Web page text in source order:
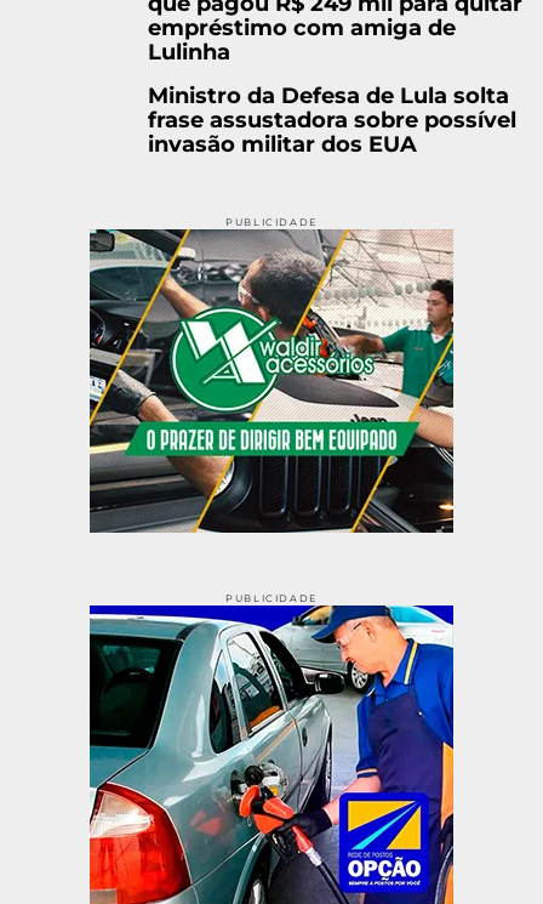
empréstimo com amiga de
Lulinha
Ministro da Defesa de Lula solta
frase assustadora sobre possível
invasão militar dos EUA
PUBLICIDADE
PUBLICIDADE